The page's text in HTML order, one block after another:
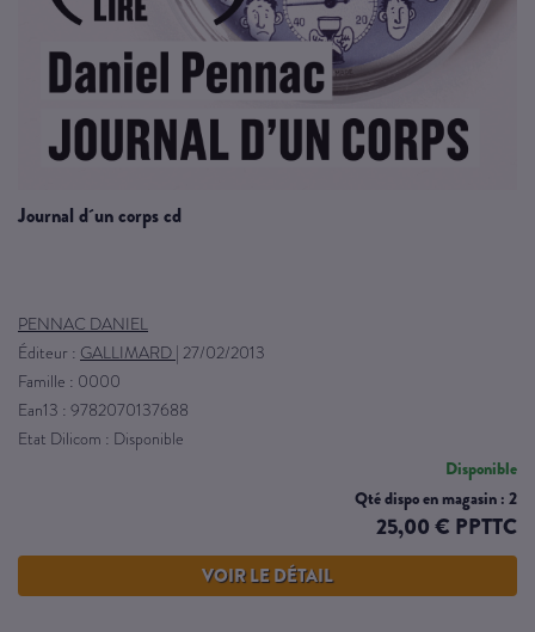
journal d´un corps cd
PENNAC DANIEL
Éditeur : GALLIMARD | 27/02/2013
Famille : 0000
Ean13 : 9782070137688
Etat Dilicom : Disponible
Disponible
Qté dispo en magasin : 2
25,00 € PPTTC
VOIR LE DÉTAIL